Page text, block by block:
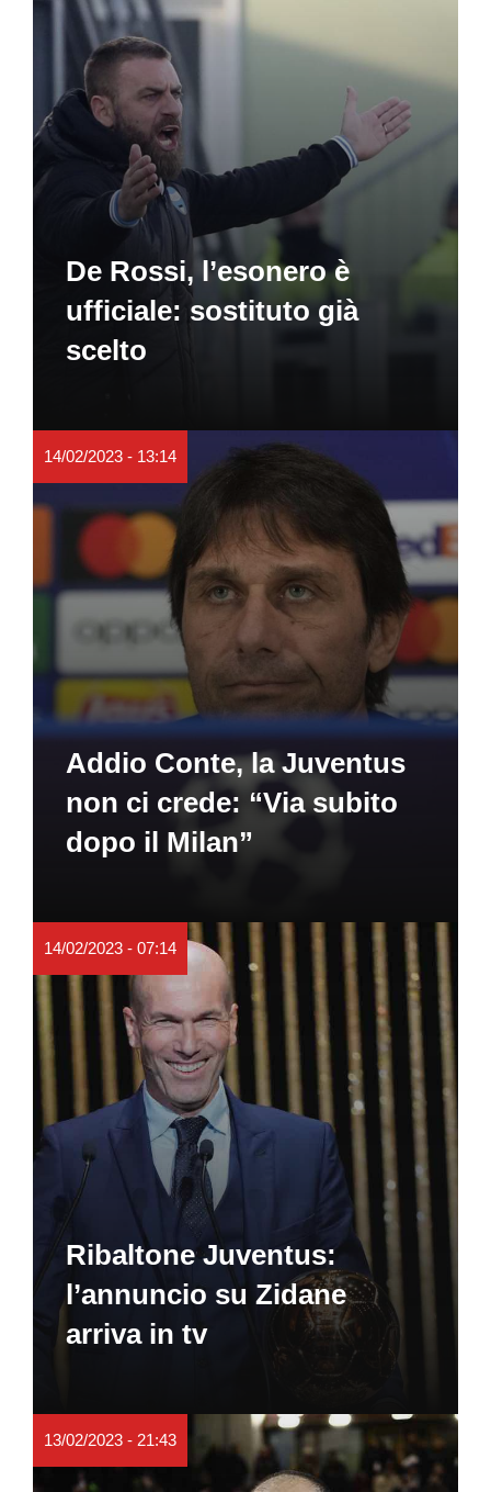
De Rossi, l’esonero è
ufficiale: sostituto già
scelto
14/02/2023 - 13:14
Addio Conte, la Juventus
non ci crede: “Via subito
dopo il Milan”
14/02/2023 - 07:14
Ribaltone Juventus:
l’annuncio su Zidane
arriva in tv
13/02/2023 - 21:43